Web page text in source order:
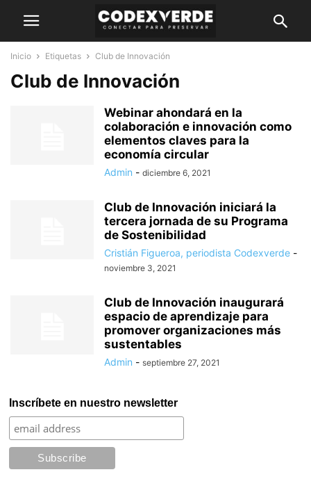
Inicio Etiquetas Club de Innovación
Club de Innovación
Webinar ahondará en la
colaboración e innovación como
elementos claves para la
economía circular
Admin - diciembre 6, 2021
Club de Innovación iniciará la
tercera jornada de su Programa
de Sostenibilidad
Cristián Figueroa, periodista Codexverde -
noviembre 3, 2021
Club de Innovación inaugurará
espacio de aprendizaje para
promover organizaciones más
sustentables
Admin - septiembre 27, 2021
Inscríbete en nuestro newsletter